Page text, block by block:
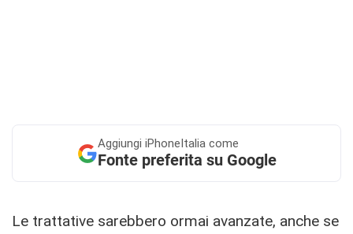
Aggiungi iPhoneItalia come
Fonte preferita su Google
Le trattative sarebbero ormai avanzate, anche se